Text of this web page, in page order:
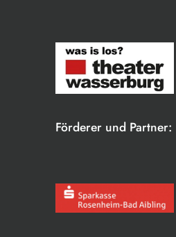
Förderer und Partner: